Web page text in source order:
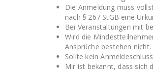
Die Anmeldung muss
nach § 267 StGB eine
Bei Veranstaltungen mit
Wird die
Ansprüche bestehen nicht.
Sollte kein
Mir ist bekannt, dass sich